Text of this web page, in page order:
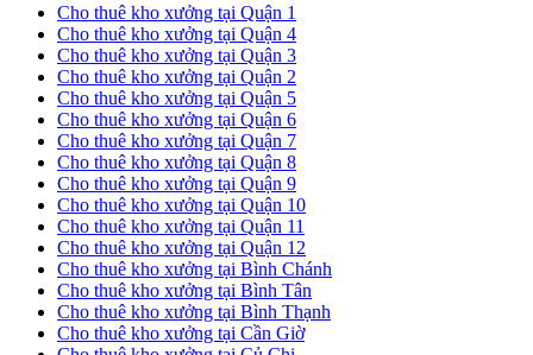
Cho thuê kho xưởng tại Quận 1
Cho thuê kho xưởng tại Quận 4
Cho thuê kho xưởng tại Quận 3
Cho thuê kho xưởng tại Quận 2
Cho thuê kho xưởng tại Quận 5
Cho thuê kho xưởng tại Quận 6
Cho thuê kho xưởng tại Quận 7
Cho thuê kho xưởng tại Quận 8
Cho thuê kho xưởng tại Quận 9
Cho thuê kho xưởng tại Quận 10
Cho thuê kho xưởng tại Quận 11
Cho thuê kho xưởng tại Quận 12
Cho thuê kho xưởng tại Bình Chánh
Cho thuê kho xưởng tại Bình Tân
Cho thuê kho xưởng tại Bình Thạnh
Cho thuê kho xưởng tại Cần Giờ